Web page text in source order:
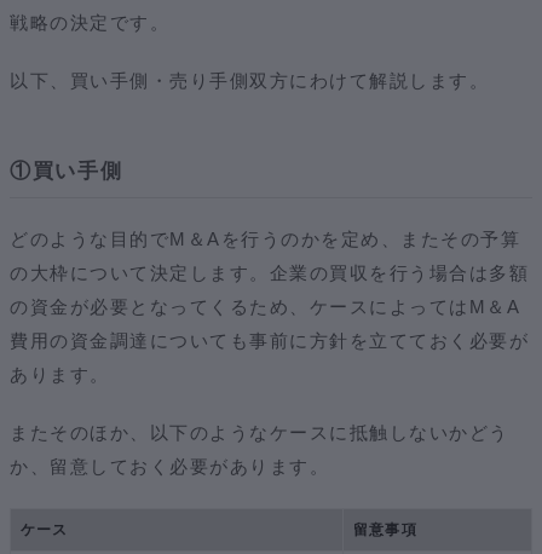
戦略の決定です。
以下、買い手側・売り手側双方にわけて解説します。
①買い手側
どのような目的でM＆Aを行うのかを定め、またその予算
の大枠について決定します。企業の買収を行う場合は多額
の資金が必要となってくるため、ケースによってはM＆A
費用の資金調達についても事前に方針を立てておく必要が
あります。
またそのほか、以下のようなケースに抵触しないかどう
か、留意しておく必要があります。
ケース 留意事項